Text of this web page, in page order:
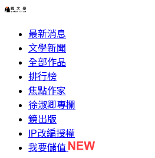
最新消息
文學新聞
全部作品
排行榜
焦點作家
徐淑卿專欄
鏡出版
IP改編授權
我要儲值